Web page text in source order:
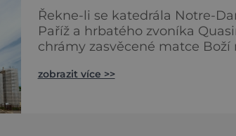
Řekne-li se katedrála Notre-
Paříž a hrbatého zvoníka
chrámy zasvěcené matce Boží
se mohou pochlubit
zobrazit více >>